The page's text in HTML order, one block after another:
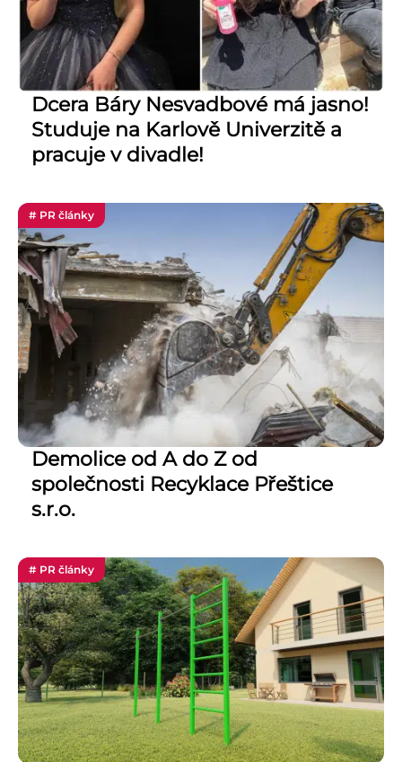
Dcera Báry Nesvadbové má jasno!
Studuje na Karlově Univerzitě a
pracuje v divadle!
# PR články
Demolice od A do Z od
společnosti Recyklace Přeštice
s.r.o.
# PR články